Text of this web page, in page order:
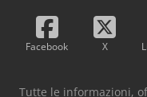
Facebook X
Tutte le informazioni,